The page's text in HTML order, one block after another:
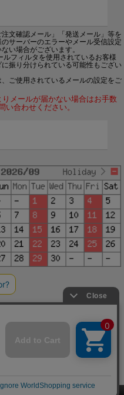
文確認メール」「発送メール」等を
サーバーのエラーやメール受信設定
い場合がございます。
フィルタを使用されているお客様
振り分けられている可能性もござい
ご使用されているメールの設定をご
メールが届かない場合はお手数
い合わせください。
ビル1,4F
に切り替え